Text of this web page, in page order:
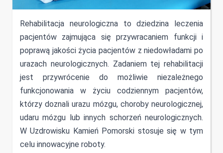
Rehabilitacja neurologiczna to dziedzina leczenia
pacjentów zajmująca się przywracaniem funkcji i
poprawą jakości życia pacjentów z niedowładami po
urazach neurologicznych. Zadaniem tej rehabilitacji
jest przywrócenie do możliwie niezależnego
funkcjonowania w życiu codziennym pacjentów,
którzy doznali urazu mózgu, choroby neurologicznej,
udaru mózgu lub innych schorzeń neurologicznych.
W Uzdrowisku Kamień Pomorski stosuje się w tym
celu innowacyjne roboty.